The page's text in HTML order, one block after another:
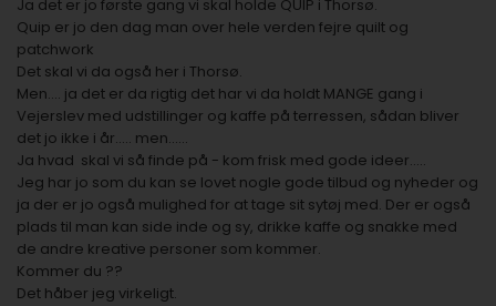
Ja det er jo første gang vi skal holde QUIP i Thorsø.
Quip er jo den dag man over hele verden fejre quilt og
patchwork
Det skal vi da også her i Thorsø.
Men.... ja det er da rigtig det har vi da holdt MANGE gang i
Vejerslev med udstillinger og kaffe på terressen, sådan bliver
det jo ikke i år..... men......
Ja hvad skal vi så finde på - kom frisk med gode ideer.....
Jeg har jo som du kan se lovet nogle gode tilbud og nyheder og
ja der er jo også mulighed for at tage sit sytøj med. Der er også
plads til man kan side inde og sy, drikke kaffe og snakke med
de andre kreative personer som kommer.
Kommer du ??
Det håber jeg virkeligt.